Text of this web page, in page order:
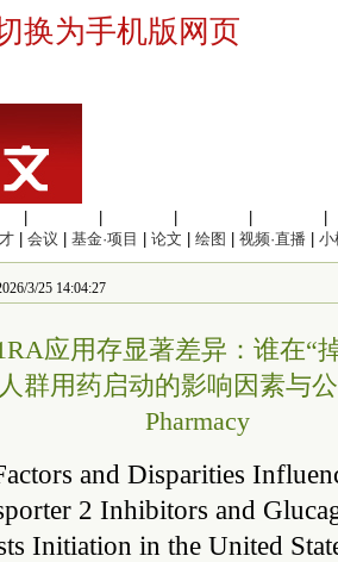
换为手机版网页
会议 基金·项目 论文 绘图 视频·直播 小
3/25 14:04:27
应用存显著差异：谁在
群用药启动的影响因素与
Pharmacy
and Disparities
2 Inhibitors and
Initiation in the United